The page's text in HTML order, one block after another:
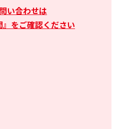
い合わせは
』をご確認ください